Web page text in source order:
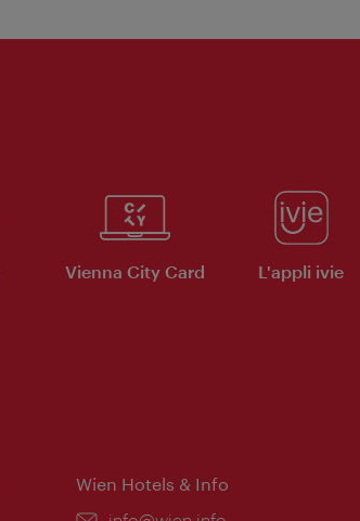
Vienna City Card L'appli ivie
Wien Hotels & Info